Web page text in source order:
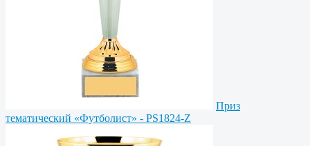
Приз
тематический «Футболист» - PS1824-Z